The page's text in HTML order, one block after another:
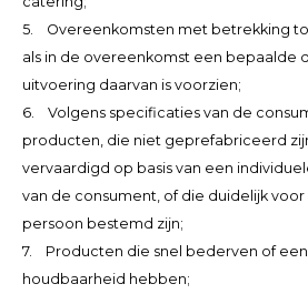
5. Overeenkomsten met betrekking
als in de overeenkomst een bepaalde
uitvoering daarvan is voorzien;
6. Volgens specificaties van de
producten, die niet geprefabriceerd
vervaardigd op basis van een
van de consument, of die duidelijk
persoon bestemd zijn;
7. Producten die snel bederven of
houdbaarheid hebben;